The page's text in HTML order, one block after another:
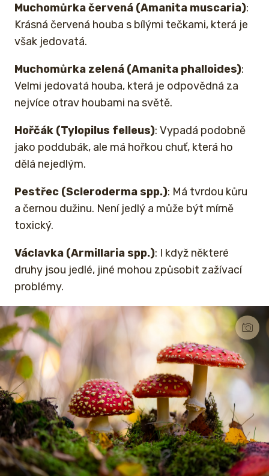
Muchomůrka červená (Amanita muscaria):
Krásná červená houba s bílými tečkami, která je
však jedovatá.
Muchomůrka zelená (Amanita phalloides):
Velmi jedovatá houba, která je odpovědná za
nejvíce otrav houbami na světě.
Hořčák (Tylopilus felleus): Vypadá podobně
jako poddubák, ale má hořkou chuť, která ho
dělá nejedlým.
Pestřec (Scleroderma spp.): Má tvrdou kůru
a černou dužinu. Není jedlý a může být mírně
toxický.
Václavka (Armillaria spp.): I když některé
druhy jsou jedlé, jiné mohou způsobit zažívací
problémy.